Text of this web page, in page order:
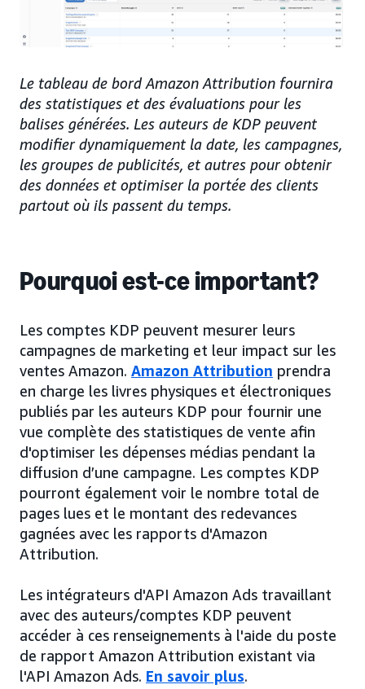
Le tableau de bord Amazon Attribution fournira
des statistiques et des évaluations pour les
balises générées. Les auteurs de KDP peuvent
modifier dynamiquement la date, les campagnes,
les groupes de publicités, et autres pour obtenir
des données et optimiser la portée des clients
partout où ils passent du temps.
Pourquoi est-ce important?
Les comptes KDP peuvent mesurer leurs
campagnes de marketing et leur impact sur les
ventes Amazon. Amazon Attribution prendra
en charge les livres physiques et électroniques
publiés par les auteurs KDP pour fournir une
vue complète des statistiques de vente afin
d'optimiser les dépenses médias pendant la
diffusion d’une campagne. Les comptes KDP
pourront également voir le nombre total de
pages lues et le montant des redevances
gagnées avec les rapports d'Amazon
Attribution.
Les intégrateurs d'API Amazon Ads travaillant
avec des auteurs/comptes KDP peuvent
accéder à ces renseignements à l'aide du poste
de rapport Amazon Attribution existant via
l'API Amazon Ads. En savoir plus.